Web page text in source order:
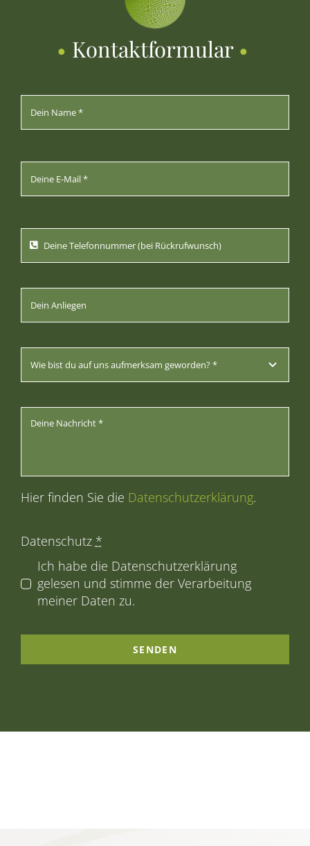
• Kontaktformular •
Hier finden Sie die Datenschutzerklärung.
Datenschutz *
Ich habe die Datenschutzerklärung
gelesen und stimme der Verarbeitung
meiner Daten zu.
SENDEN